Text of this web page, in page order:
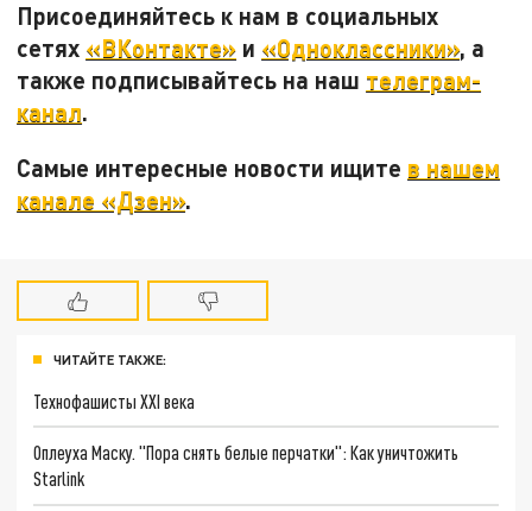
Присоединяйтесь к нам в социальных
сетях «ВКонтакте» и «Одноклассники», а
также подписывайтесь на наш телеграм-
канал.
Самые интересные новости ищите в нашем
канале «Дзен».
ЧИТАЙТЕ ТАКЖЕ:
Технофашисты XXI века
Оплеуха Маску. "Пора снять белые перчатки": Как уничтожить
Starlink